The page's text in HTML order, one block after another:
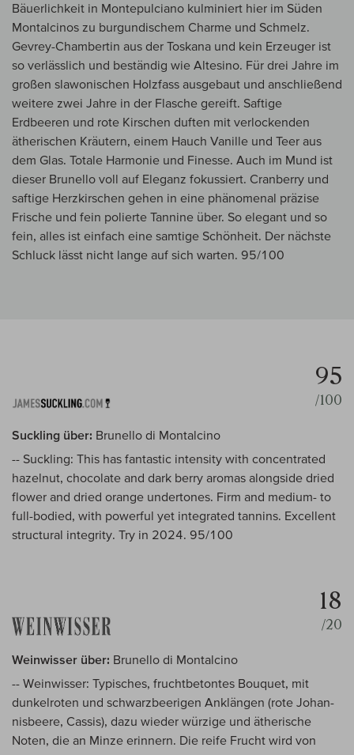
Bäuerlichkeit in Montepulciano kulminiert hier im Süden
Montalcinos zu burgundischem Charme und Schmelz.
Gevrey-Chambertin aus der Toskana und kein Erzeuger ist
so verlässlich und beständig wie Altesino. Für drei Jahre im
großen slawonischen Holzfass ausgebaut und anschließend
weitere zwei Jahre in der Flasche gereift. Saftige
Erdbeeren und rote Kirschen duften mit verlockenden
ätherischen Kräutern, einem Hauch Vanille und Teer aus
dem Glas. Totale Harmonie und Finesse. Auch im Mund ist
dieser Brunello voll auf Eleganz fokussiert. Cranberry und
saftige Herzkirschen gehen in eine phänomenal präzise
Frische und fein polierte Tannine über. So elegant und so
fein, alles ist einfach eine samtige Schönheit. Der nächste
Schluck lässt nicht lange auf sich warten. 95/100
95
/100
Suckling über: Brunello di Montalcino
-- Suckling: This has fantastic intensity with concentrated
hazelnut, chocolate and dark berry aromas alongside dried
flower and dried orange undertones. Firm and medium- to
full-bodied, with powerful yet integrated tannins. Excellent
structural integrity. Try in 2024. 95/100
18
/20
Weinwisser über: Brunello di Montalcino
-- Weinwisser: Typisches, fruchtbetontes Bouquet, mit
dunkelroten und schwarzbeerigen Anklängen (rote Johan-
nisbeere, Cassis), dazu wieder würzige und ätherische
Noten, die an Minze erinnern. Die reife Frucht wird von